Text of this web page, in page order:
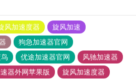
风加速度器
旋风加速
狗急加速器官网
优途加速器官网
风驰加速器
器外网苹果版
旋风加速度器